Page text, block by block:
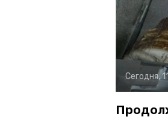
Сегодня,